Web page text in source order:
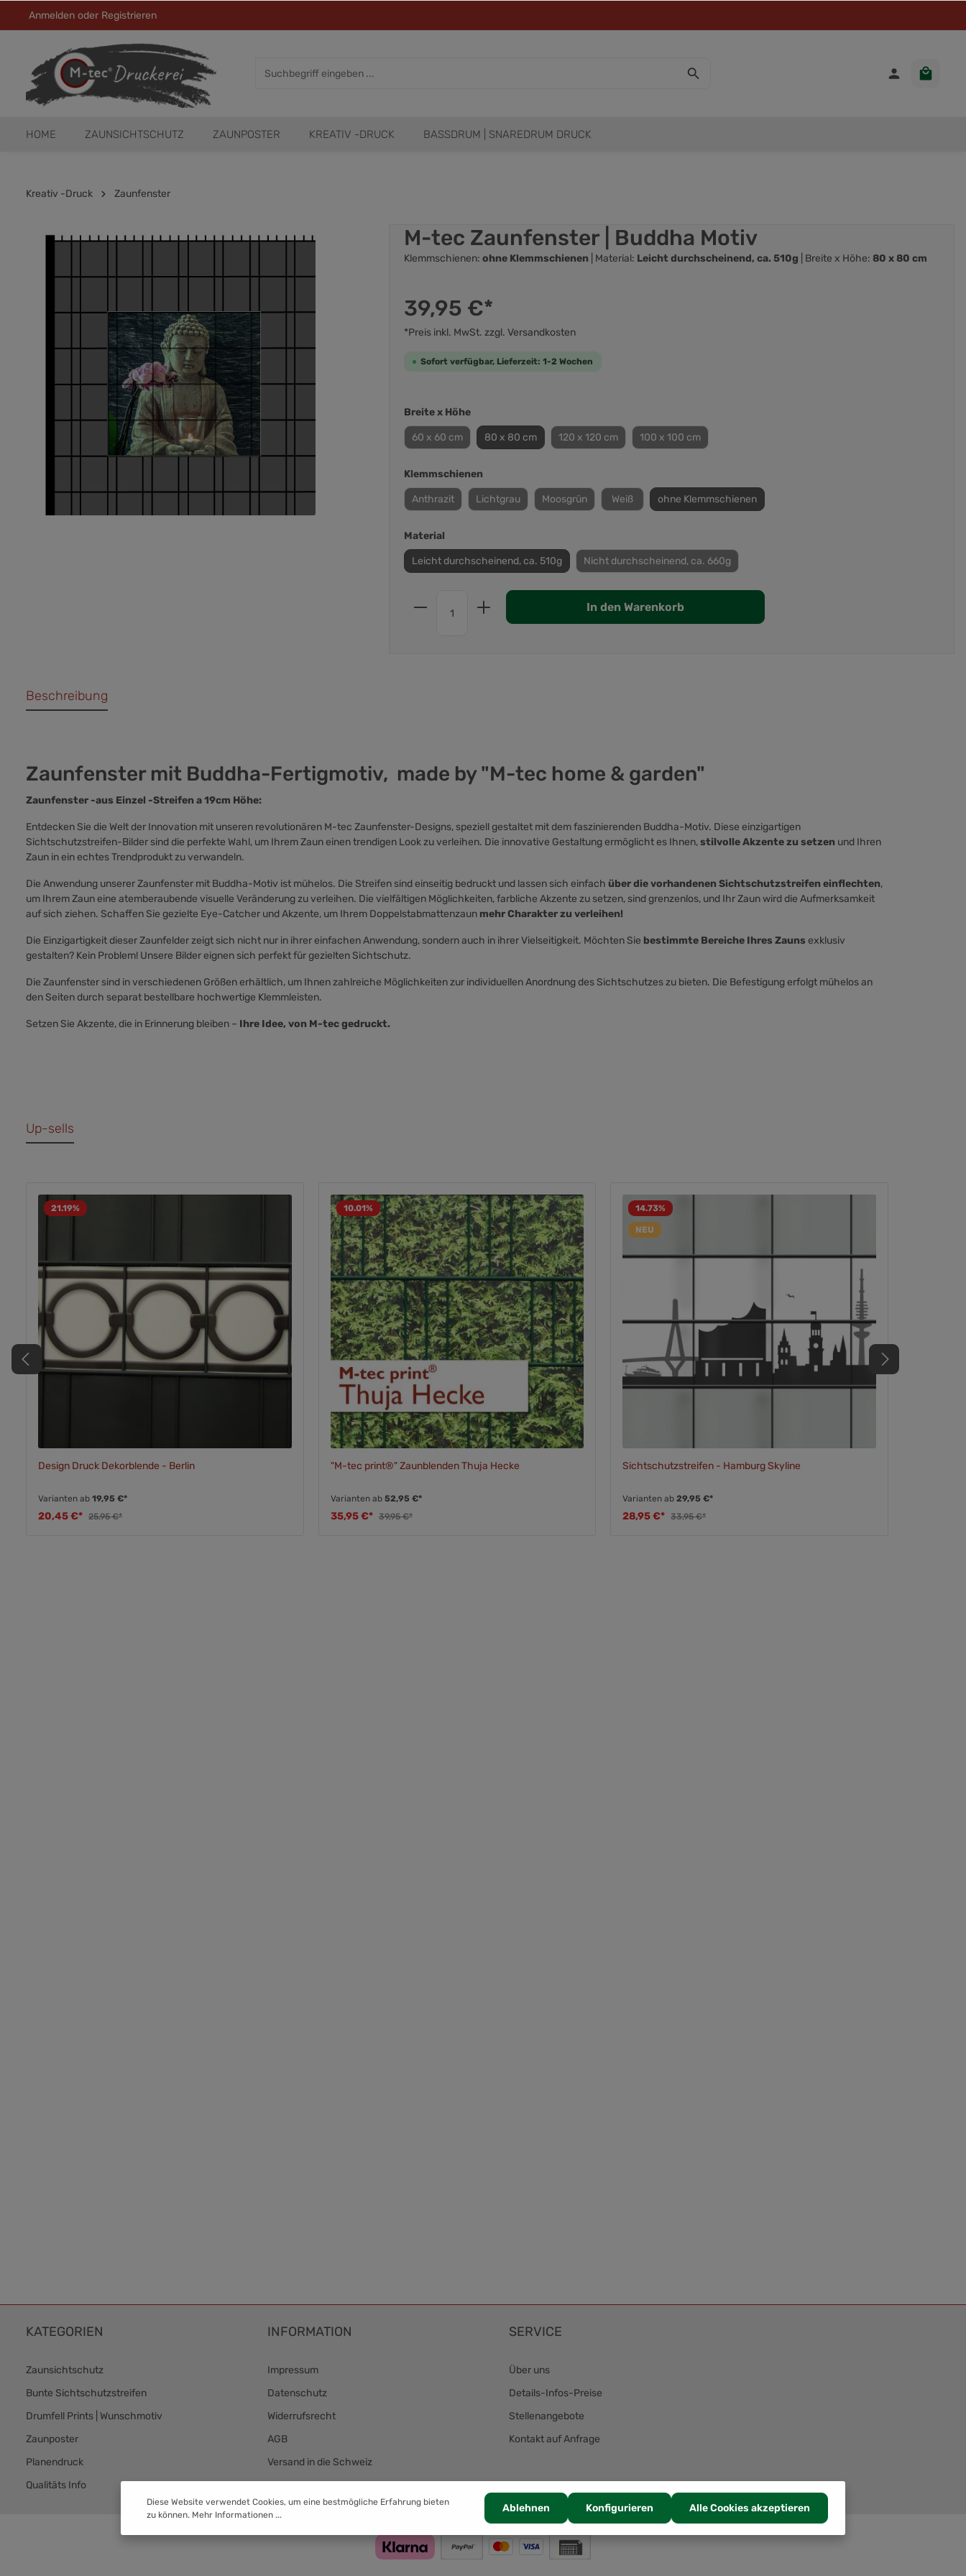
Anmelden oder Registrieren
HOME ZAUNSICHTSCHUTZ ZAUNPOSTER KREATIV -DRUCK BASSDRUM | SNAREDRUM DRUCK
Kreativ -Druck Zaunfenster
M-tec Zaunfenster | Buddha Motiv
Klemmschienen: ohne Klemmschienen | Material: Leicht durchscheinend, ca. 510g | Breite x Höhe: 80 x 80 cm
39,95 €*
*Preis inkl. MwSt. zzgl. Versandkosten
Sofort verfügbar, Lieferzeit: 1-2 Wochen
Breite x Höhe
60 x 60 cm 80 x 80 cm 120 x 120 cm 100 x 100 cm
Klemmschienen
Anthrazit Lichtgrau Moosgrün Weiß ohne Klemmschienen
Material
Leicht durchscheinend, ca. 510g Nicht durchscheinend, ca. 660g
In den Warenkorb
Beschreibung
Zaunfenster mit Buddha-Fertigmotiv, made by "M-tec home & garden"
Zaunfenster -aus Einzel -Streifen a 19cm Höhe:
Entdecken Sie die Welt der Innovation mit unseren revolutionären M-tec Zaunfenster-Designs, speziell gestaltet mit dem faszinierenden Buddha-Motiv. Diese einzigartigen
Sichtschutzstreifen-Bilder sind die perfekte Wahl, um Ihrem Zaun einen trendigen Look zu verleihen. Die innovative Gestaltung ermöglicht es Ihnen,stilvolle Akzente zu setzen und Ihren
Zaun in ein echtes Trendprodukt zu verwandeln.
Die Anwendung unserer Zaunfenster mit Buddha-Motiv ist mühelos. Die Streifen sind einseitig bedruckt und lassen sich einfach über die vorhandenen Sichtschutzstreifen einflechten,
um Ihrem Zaun eine atemberaubende visuelle Veränderung zu verleihen. Die vielfältigen Möglichkeiten, farbliche Akzente zu setzen, sind grenzenlos, und Ihr Zaun wird die Aufmerksamkeit
auf sich ziehen. Schaffen Sie gezielte Eye-Catcher und Akzente, um Ihrem Doppelstabmattenzaun mehr Charakter zu verleihen!
Die Einzigartigkeit dieser Zaunfelder zeigt sich nicht nur in ihrer einfachen Anwendung, sondern auch in ihrer Vielseitigkeit. Möchten Sie bestimmte Bereiche Ihres Zauns exklusiv
gestalten? Kein Problem! Unsere Bilder eignen sich perfekt für gezielten Sichtschutz.
Die Zaunfenster sind in verschiedenen Größen erhältlich, um Ihnen zahlreiche Möglichkeiten zur individuellen Anordnung des Sichtschutzes zu bieten. Die Befestigung erfolgt mühelos an
den Seiten durch separat bestellbare hochwertige Klemmleisten.
Setzen Sie Akzente, die in Erinnerung bleiben – Ihre Idee, von M-tec gedruckt.
Up-sells
21.19%
Design Druck Dekorblende - Berlin
Varianten ab19,95 €*
20,45 €* 25,95 €*
10.01%
"M-tec print®" Zaunblenden Thuja Hecke
Varianten ab52,95 €*
35,95 €* 39,95 €*
14.73%
NEU
Sichtschutzstreifen - Hamburg Skyline
Varianten ab 29,95 €*
28,95 €* 33,95 €*
KATEGORIEN
Zaunsichtschutz
Bunte Sichtschutzstreifen
Drumfell Prints | Wunschmotiv
Zaunposter
Planendruck
Qualitäts Info
INFORMATION
Impressum
Datenschutz
Widerrufsrecht
AGB
Versand in die Schweiz
Versand & Zahlung
SERVICE
Über uns
Details-Infos-Preise
Stellenangebote
Kontakt auf Anfrage
Diese Website verwendet Cookies, um eine bestmögliche Erfahrung bieten
zu können. Mehr Informationen ...
Ablehnen Konfigurieren Alle Cookies akzeptieren